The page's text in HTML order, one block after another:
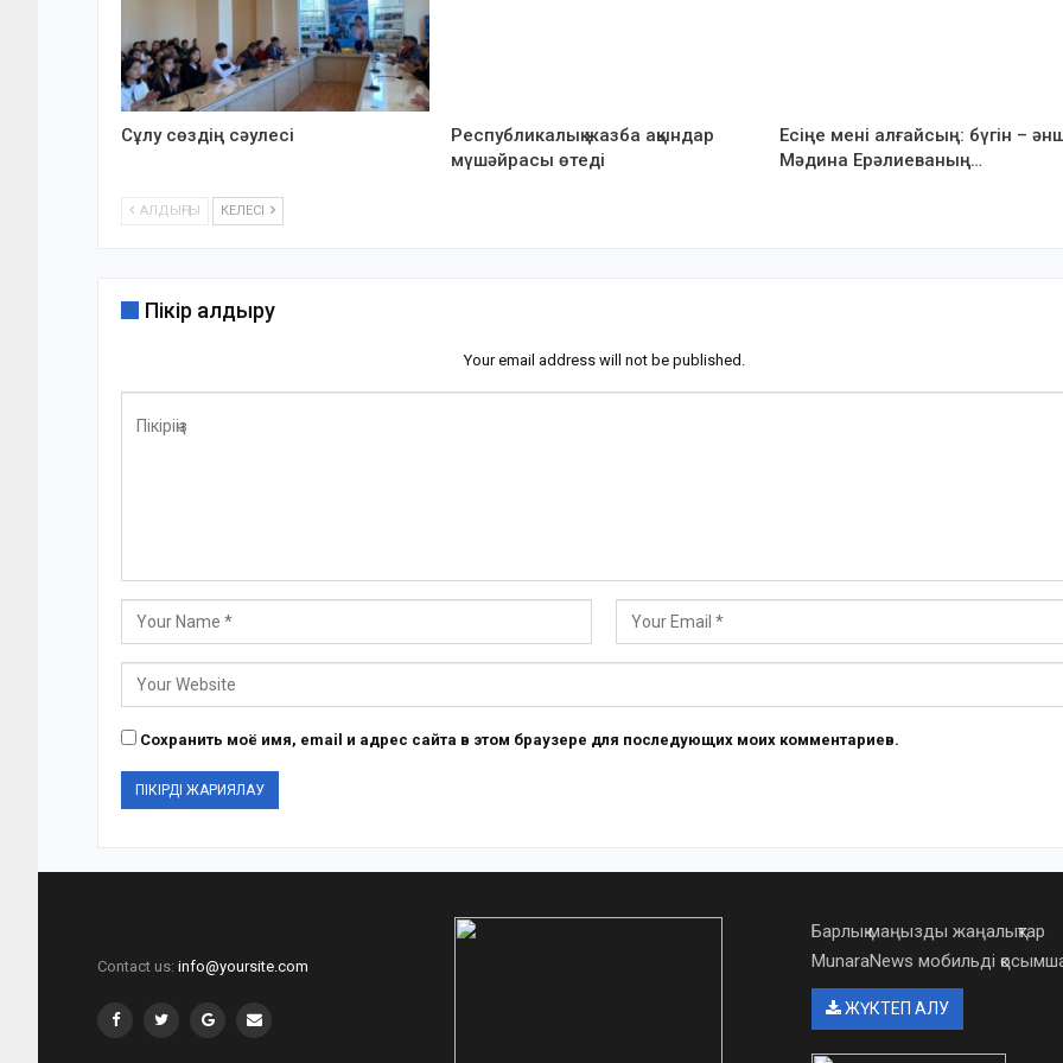
Сұлу сөздің сәулесі
Республикалық жазба ақындар
мүшәйрасы өтеді
Есіңе мені алғайсың: бүгін –
Мәдина Ерәлиеваның…
АЛДЫҢҒЫ КЕЛЕСІ
Пікір қалдыру
Your email address will not be published.
Сохранить моё имя, email и адрес сайта в этом браузере для последующих моих комментариев.
Contact us: info@yoursite.com
Барлық маңызды жаңалықтар
MunaraNews мобильді
ЖҮКТЕП АЛУ